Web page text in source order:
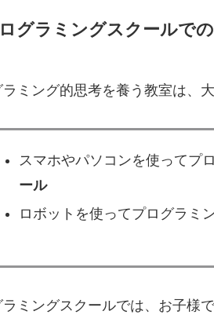
グラミングスクールで
ミング的思考を養う教室は、
スマホやパソコンを使ってプ
ール
ロボットを使ってプログラミ
ラミングスクールでは、お子様